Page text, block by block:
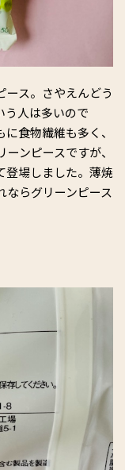
ース。さやえんどう
う人は多いので
食物繊維も多く、
ンピースですが、
登場しました。薄焼
ならグリーンピース